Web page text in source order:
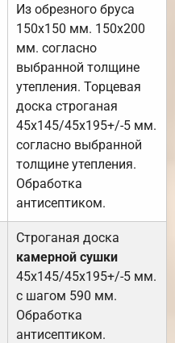
Из обрезного бруса
150х150 мм. 150х200
мм. согласно
выбранной толщине
утепления. Торцевая
доска строганая
45х145/45х195+/-5 мм.
согласно выбранной
толщине утепления.
Обработка
антисептиком.
Строганая доска
камерной сушки
45х145/45х195+/-5 мм.
с шагом 590 мм.
Обработка
антисептиком.